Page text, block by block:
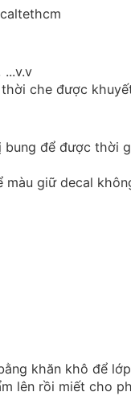
...v.v
che được
để được thời
giữ decal
khăn khô để
lên rồi miết cho